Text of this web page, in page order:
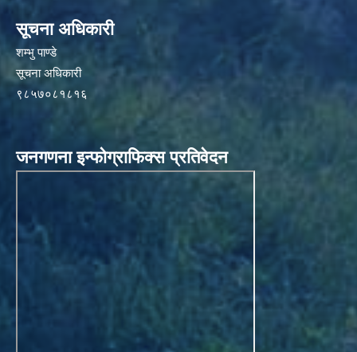
सूचना अधिकारी
शम्भु पाण्डे
सूचना अधिकारी
९८५७०८१८१६
जनगणना इन्फोग्राफिक्स प्रतिवेदन